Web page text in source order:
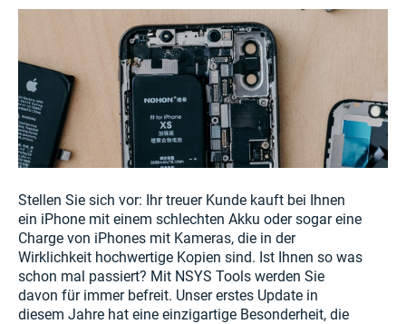
Stellen Sie sich vor: Ihr treuer Kunde kauft bei Ihnen
ein iPhone mit einem schlechten Akku oder sogar eine
Charge von iPhones mit Kameras, die in der
Wirklichkeit hochwertige Kopien sind. Ist Ihnen so was
schon mal passiert? Mit NSYS Tools werden Sie
davon für immer befreit. Unser erstes Update in
diesem Jahre hat eine einzigartige Besonderheit, die